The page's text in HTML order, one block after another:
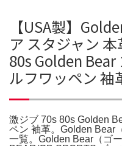
【USA製】
ア スタジャン
80s Golden
ルフワッペン 袖
激ジブ 70s 80s Golden
ペン 袖革。Golden Bear
一覧。Golden Bear（ゴ